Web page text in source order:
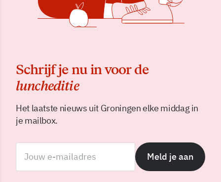
Schrijf je nu in voor de
luncheditie
Het laatste nieuws uit Groningen elke middag in
je mailbox.
Meld je aan